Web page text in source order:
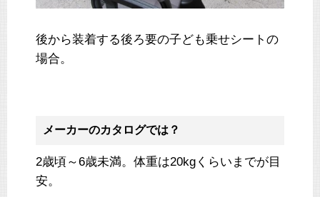
後から装着する後ろ要の子ども乗せシートの
場合。
メーカーのカタログでは？
2歳頃～6歳未満。体重は20kgくらいまでが目
安。